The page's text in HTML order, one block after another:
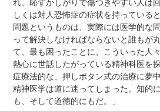
れ、恥ずかしがりで傷つきやすい人は
しくは対人恐怖症の症状を持っている
問題というものは、実際には医学的な
って解決しなければならないと誰もが
て、最も困ったことに、こういった人
熱心に世話したがっている精神科医を
症療法的な、押しボタン式の治療に夢
精神医学は道に迷ってしまった。知的
も、そして道徳的にもだ。」